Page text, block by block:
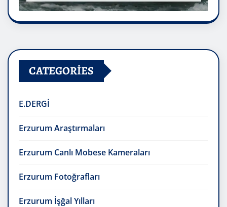
CATEGORIES
E.DERGİ
Erzurum Araştırmaları
Erzurum Canlı Mobese Kameraları
Erzurum Fotoğrafları
Erzurum İşğal Yılları